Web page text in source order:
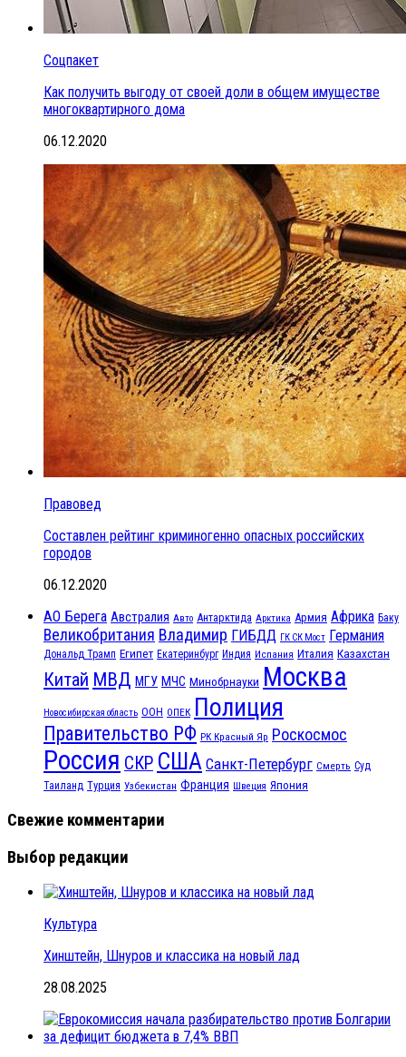
Соцпакет
Как получить выгоду от своей доли в общем имуществе
многоквартирного дома
06.12.2020
Правовед
Составлен рейтинг криминогенно опасных российских
городов
06.12.2020
АО Берега Австралия Авто Антарктида Арктика Армия Африка Баку
Великобритания Владимир ГИБДД ГК СК Мост Германия
Дональд Трамп Египет Екатеринбург Индия Испания Италия Казахстан
Китай МВД МГУ МЧС Минобрнауки Москва
Новосибирская область ООН ОПЕК Полиция
Правительство РФ РК Красный Яр Роскосмос
Россия СКР США Санкт-Петербург Смерть Суд
Таиланд Турция Узбекистан Франция Швеция Япония
Свежие комментарии
Выбор редакции
Культура
Хинштейн, Шнуров и классика на новый лад
28.08.2025